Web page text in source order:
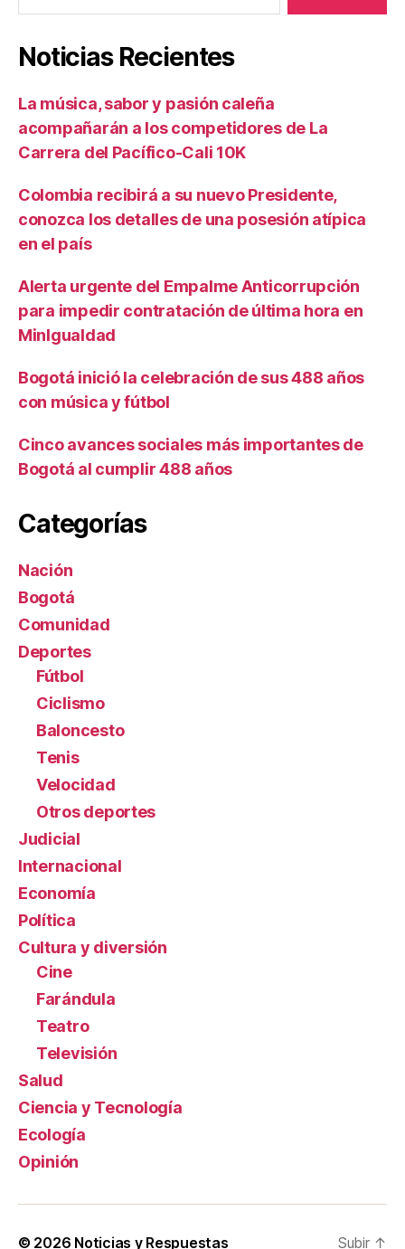
Noticias Recientes
La música, sabor y pasión caleña
acompañarán a los competidores de La
Carrera del Pacífico-Cali 10K
Colombia recibirá a su nuevo Presidente,
conozca los detalles de una posesión atípica
en el país
Alerta urgente del Empalme Anticorrupción
para impedir contratación de última hora en
MinIgualdad
Bogotá inició la celebración de sus 488 años
con música y fútbol
Cinco avances sociales más importantes de
Bogotá al cumplir 488 años
Categorías
Nación
Bogotá
Comunidad
Deportes
Fútbol
Ciclismo
Baloncesto
Tenis
Velocidad
Otros deportes
Judicial
Internacional
Economía
Política
Cultura y diversión
Cine
Farándula
Teatro
Televisión
Salud
Ciencia y Tecnología
Ecología
Opinión
© 2026 Noticias y Respuestas Subir ↑